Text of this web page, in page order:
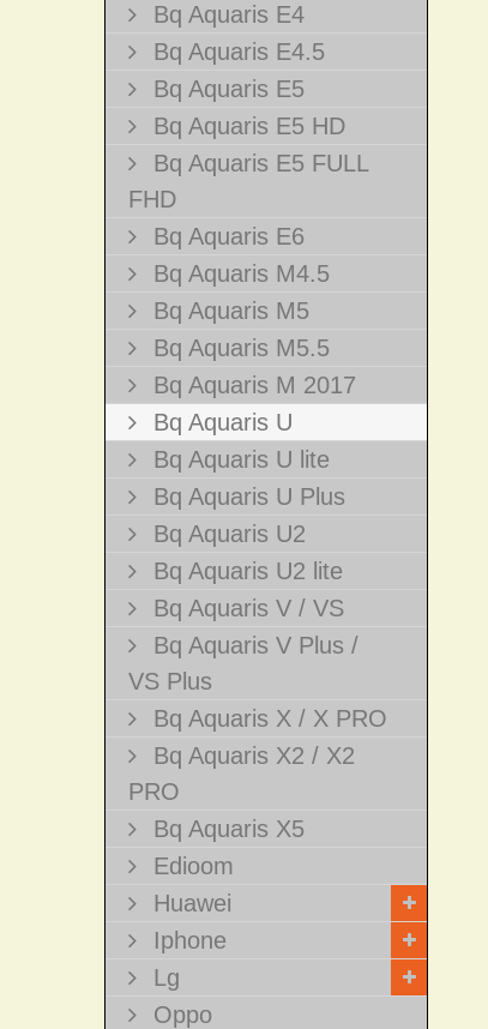
Bq Aquaris E4
Bq Aquaris E4.5
Bq Aquaris E5
Bq Aquaris E5 HD
Bq Aquaris E5 FULL
FHD
Bq Aquaris E6
Bq Aquaris M4.5
Bq Aquaris M5
Bq Aquaris M5.5
Bq Aquaris M 2017
Bq Aquaris U
Bq Aquaris U lite
Bq Aquaris U Plus
Bq Aquaris U2
Bq Aquaris U2 lite
Bq Aquaris V / VS
Bq Aquaris V Plus /
VS Plus
Bq Aquaris X / X PRO
Bq Aquaris X2 / X2
PRO
Bq Aquaris X5
Edioom
Huawei
Iphone
Lg
Oppo